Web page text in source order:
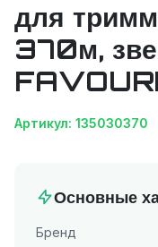
для
370м,
Артикул: 135030370
Основные
Бренд